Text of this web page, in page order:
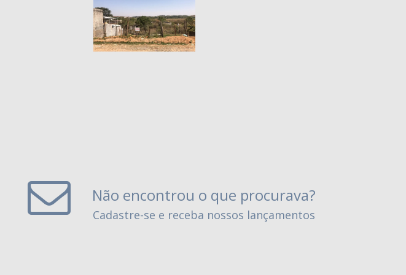
Não encontrou o que procurava?
Cadastre-se e receba nossos lançamentos